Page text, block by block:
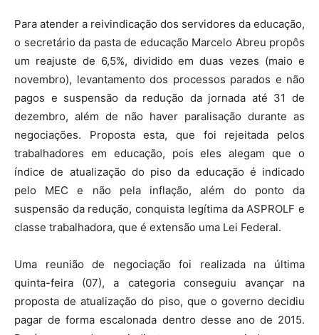
Para atender a reivindicação dos servidores da educação,
o secretário da pasta de educação Marcelo Abreu propôs
um reajuste de 6,5%, dividido em duas vezes (maio e
novembro), levantamento dos processos parados e não
pagos e suspensão da redução da jornada até 31 de
dezembro, além de não haver paralisação durante as
negociações. Proposta esta, que foi rejeitada pelos
trabalhadores em educação, pois eles alegam que o
índice de atualização do piso da educação é indicado
pelo MEC e não pela inflação, além do ponto da
suspensão da redução, conquista legítima da ASPROLF e
classe trabalhadora, que é extensão uma Lei Federal.
Uma reunião de negociação foi realizada na última
quinta-feira (07), a categoria conseguiu avançar na
proposta de atualização do piso, que o governo decidiu
pagar de forma escalonada dentro desse ano de 2015.